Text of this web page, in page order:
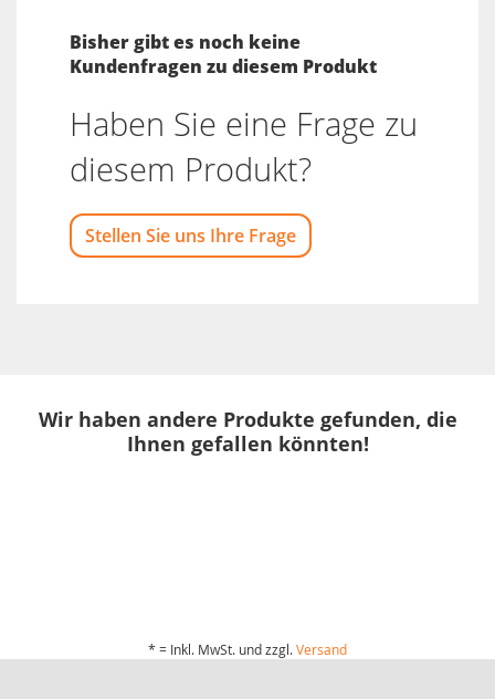
Bisher gibt es noch keine
Kundenfragen zu diesem Produkt
Haben Sie eine Frage zu
diesem Produkt?
Stellen Sie uns Ihre Frage
Wir haben andere Produkte gefunden, die
Ihnen gefallen könnten!
* = Inkl. MwSt. und zzgl.Versand